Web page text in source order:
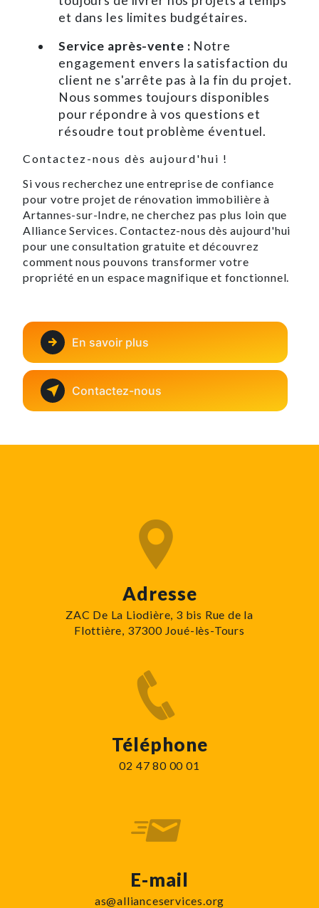
et dans les limites budgétaires.
Service après-vente : Notre
engagement envers la satisfaction du
client ne s'arrête pas à la fin du projet.
Nous sommes toujours disponibles
pour répondre à vos questions et
résoudre tout problème éventuel.
Contactez-nous dès aujourd'hui !
Si vous recherchez une entreprise de confiance
pour votre projet de rénovation immobilière à
Artannes-sur-Indre, ne cherchez pas plus loin que
Alliance Services. Contactez-nous dès aujourd'hui
pour une consultation gratuite et découvrez
comment nous pouvons transformer votre
propriété en un espace magnifique et fonctionnel.
En savoir plus
Contactez-nous
Adresse
ZAC De La Liodière, 3 bis Rue de la
Flottière, 37300 Joué-lès-Tours
Téléphone
02 47 80 00 01
E-mail
as@allianceservices.org